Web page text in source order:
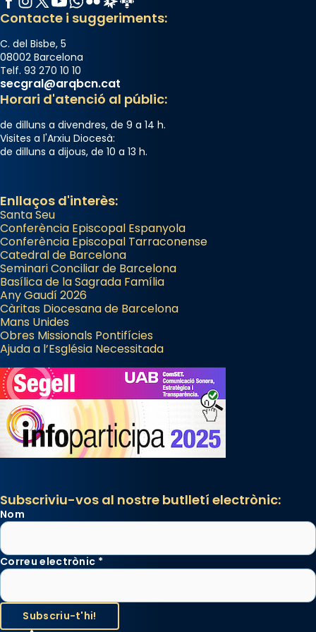
Contacte i suggeriments:
C. del Bisbe, 5
08002 Barcelona
Telf. 93 270 10 10
secgral@arqbcn.cat
Horari d'atenció al públic:
de dilluns a divendres, de 9 a 14 h.
Visites a l'Arxiu Diocesà:
de dilluns a dijous, de 10 a 13 h.
Enllaços d'interès:
Santa Seu
Conferència Episcopal Espanyola
Conferència Episcopal Tarraconense
Catedral de Barcelona
Seminari Conciliar de Barcelona
Basílica de la Sagrada Família
Any Gaudí 2026
Càritas Diocesana de Barcelona
Mans Unides
Obres Missionals Pontifícies
Ajuda a l’Església Necessitada
Subscriviu-vos al nostre butlletí electrònic:
Nom
Correu electrònic *